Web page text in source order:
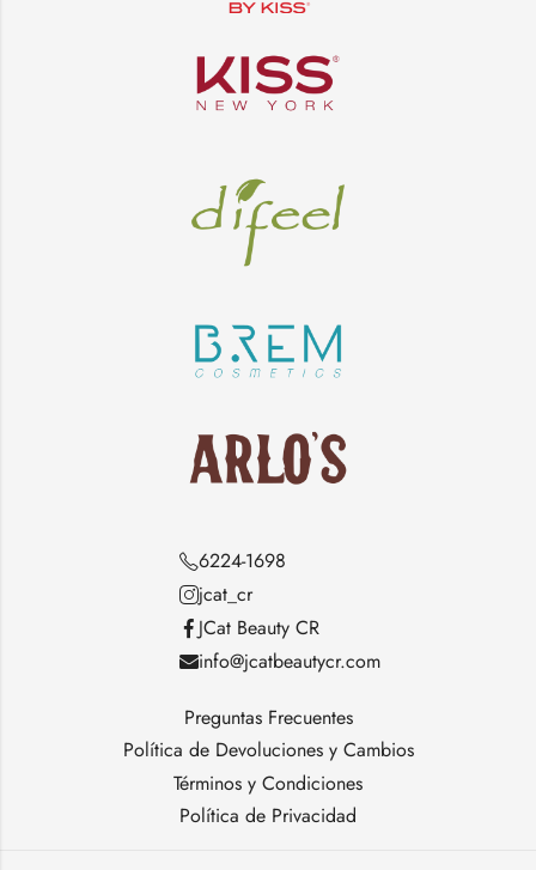
6224-1698
jcat_cr
JCat Beauty CR
info@jcatbeautycr.com
Preguntas Frecuentes
Política de Devoluciones y Cambios
Términos y Condiciones
Política de Privacidad